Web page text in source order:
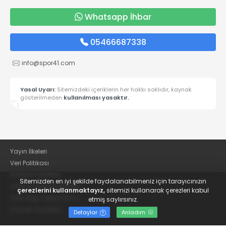
Whatsapp İhbar
05466687338
info@spor41.com
Yasal Uyarı: Sitemizdeki içeriklerin her hakkı saklıdır, kaynak
gösterilmeden kullanılması yasaktır.
Yayın İlkeleri
Veri Politikası
KVKK Aydınlatma Metni
Sitemizden en iyi şekilde faydalanabilmeniz için tarayıcınızın
çerezlerini kullanmaktayız,sitemizi kullanarak çerezleri kabul
etmiş saylırsınız.
Detaylar Anladım